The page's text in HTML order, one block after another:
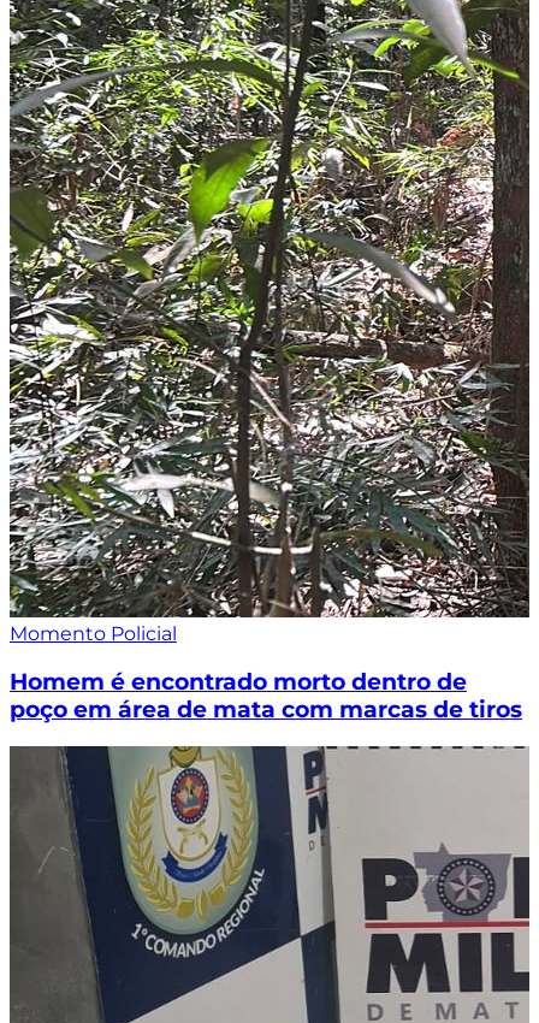
Momento Policial
Homem é encontrado morto dentro de
poço em área de mata com marcas de tiros